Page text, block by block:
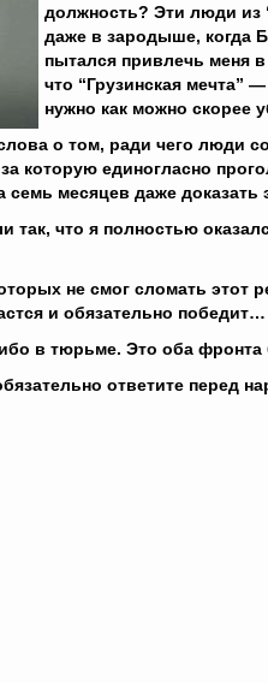
должность? Эти люди из
даже в зародыше, когда
пытался привлечь меня в
что “Грузинская мечта”
нужно как можно скорее
о том, ради чего люди
которую единогласно
месяцев даже
так, что я полностью
не смог сломать этот
и обязательно победит…
в тюрьме. Это оба
ответите перед